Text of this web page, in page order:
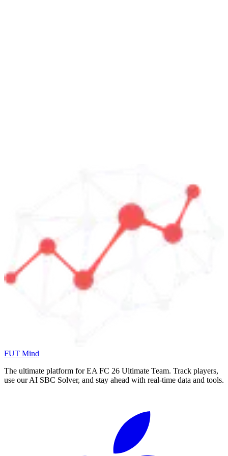
FUT Mind
The ultimate platform for EA FC 26 Ultimate Team. Track players,
use our AI SBC Solver, and stay ahead with real-time data and tools.